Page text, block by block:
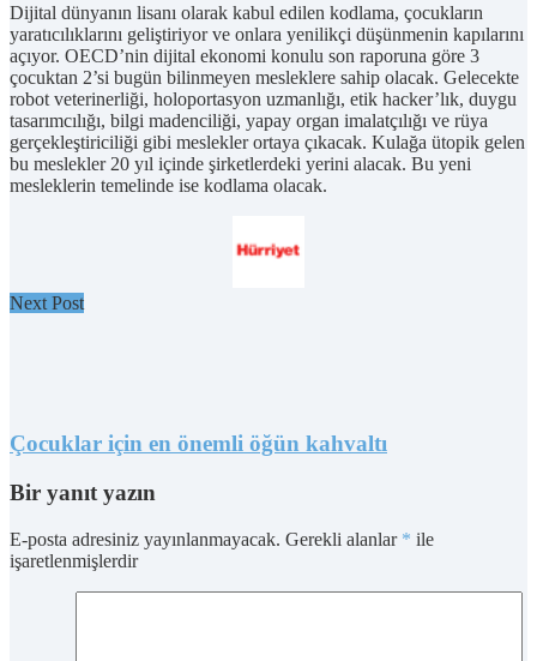
Dijital dünyanın lisanı olarak kabul edilen kodlama, çocukların
yaratıcılıklarını geliştiriyor ve onlara yenilikçi düşünmenin kapılarını
açıyor. OECD’nin dijital ekonomi konulu son raporuna göre 3
çocuktan 2’si bugün bilinmeyen mesleklere sahip olacak. Gelecekte
robot veterinerliği, holoportasyon uzmanlığı, etik hacker’lık, duygu
tasarımcılığı, bilgi madenciliği, yapay organ imalatçılığı ve rüya
gerçekleştiriciliği gibi meslekler ortaya çıkacak. Kulağa ütopik gelen
bu meslekler 20 yıl içinde şirketlerdeki yerini alacak. Bu yeni
mesleklerin temelinde ise kodlama olacak.
Next Post
Çocuklar için en önemli öğün kahvaltı
Bir yanıt yazın
E-posta adresiniz yayınlanmayacak. Gerekli alanlar * ile
işaretlenmişlerdir